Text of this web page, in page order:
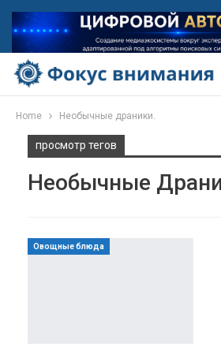
Home Необычные драники.
просмотр тегов
Необычные
Овощные блюда